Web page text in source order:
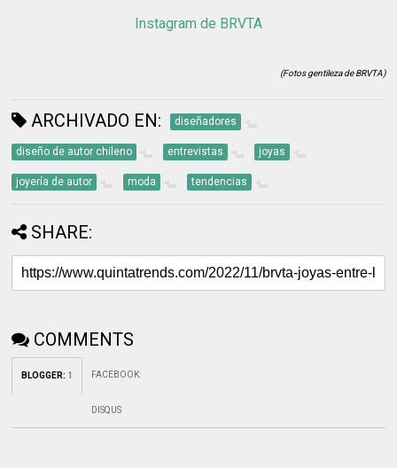
Instagram de BRVTA
(Fotos gentileza de BRVTA)
ARCHIVADO EN: diseñadores
diseño de autor chileno entrevistas joyas
joyería de autor moda tendencias
SHARE:
COMMENTS
BLOGGER: 1 FACEBOOK:
DISQUS